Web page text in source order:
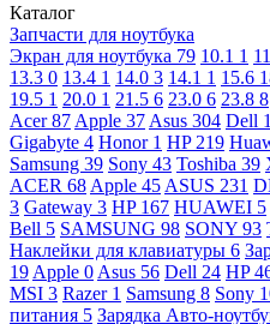
Каталог
Запчасти для ноутбука
Экран для ноутбука 79 10.1 1
13.3 0 13.4 1 14.0 3 14.1 1 15.6
19.5 1 20.0 1 21.5 6 23.0 6 23.8 8
Acer87 Apple 37 Asus 304 Dell
Gigabyte 4 Honor 1 HP 219
Samsung 39 Sony 43 Toshiba 39
ACER 68 Apple 45 ASUS 231
3 Gateway 3 HP 167 HUAWEI 5
Bell 5 SAMSUNG 98 SONY 93
Наклейки для клавиатуры 6
19 Apple 0 Asus 56 Dell 24 HP
MSI 3 Razer 1 Samsung 8 Sony
питания 5 Зарядка Авто-